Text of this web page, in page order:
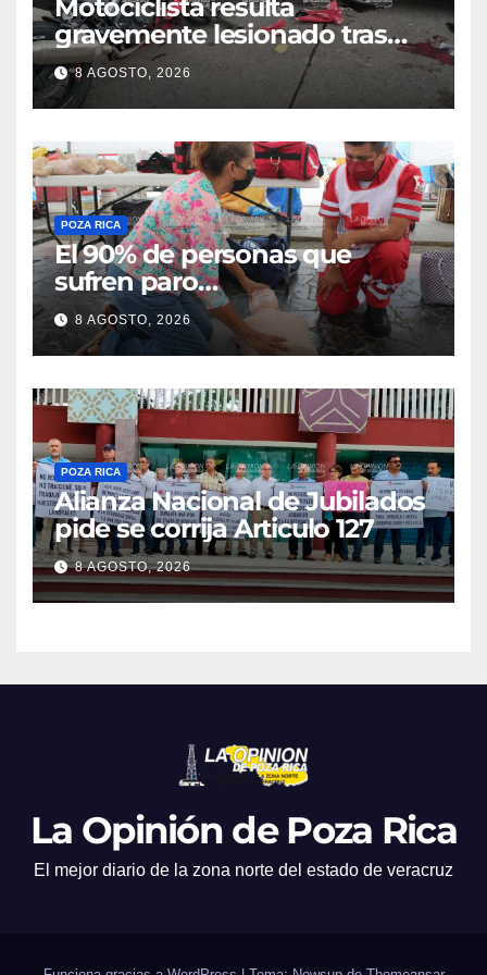
Motociclista resulta
gravemente lesionado tras
choque en la colonia Ricardo
Flores Magón
8 AGOSTO, 2026
POZA RICA
El 90% de personas que
sufren paro
cardiorrespiratorio mueren
8 AGOSTO, 2026
POZA RICA
Alianza Nacional de Jubilados
pide se corrija Articulo 127
8 AGOSTO, 2026
La Opinión de Poza Rica
El mejor diario de la zona norte del estado de veracruz